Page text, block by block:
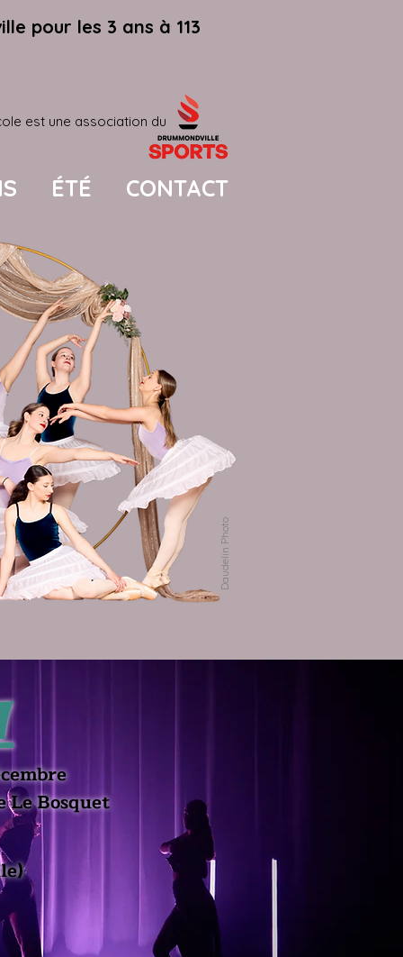
pour les 3 ans à 113
est une association du
ÉTÉ CONTACT
Daudelin Photo
Le Bosquet